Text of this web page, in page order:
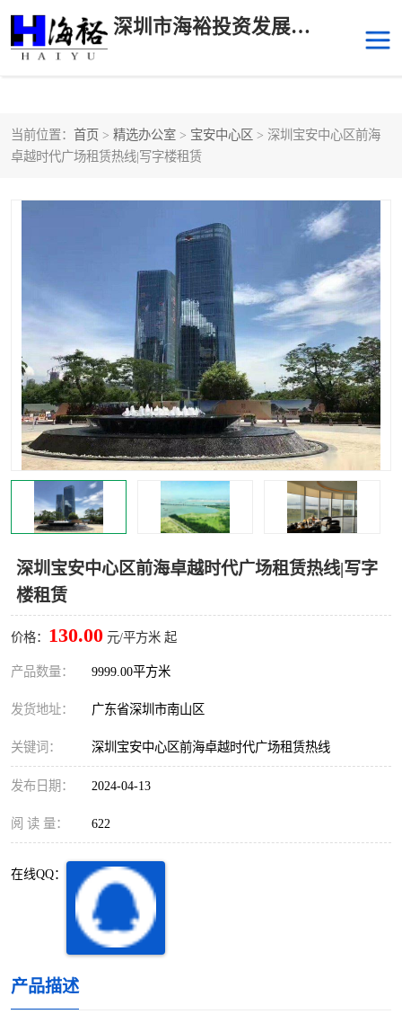
深圳市海裕投资发展有限公司
当前位置： 首页 > 精选办公室 > 宝安中心区 > 深圳宝安中心区前海
卓越时代广场租赁热线|写字楼租赁
深圳宝安中心区前海卓越时代广场租赁热线|写字
楼租赁
价格： 130.00 元/平方米 起
产品数量： 9999.00平方米
发货地址： 广东省深圳市南山区
关键词： 深圳宝安中心区前海卓越时代广场租赁热线
发布日期： 2024-04-13
阅 读 量： 622
在线QQ：
产品描述
后海
科技园中区 南山华侨城
深圳湾科技生态园
福田中心区写字楼租赁 宝安中心区
福田车公庙
罗湖水贝 南山南油
龙华 罗湖区
宝安区 西乡
兴东 石岩
南山后海
车公庙
南头 高新园
深圳超级总部基地
龙岗区
宝安西乡